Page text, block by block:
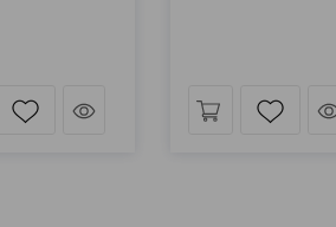
Jetez un coup d´œil